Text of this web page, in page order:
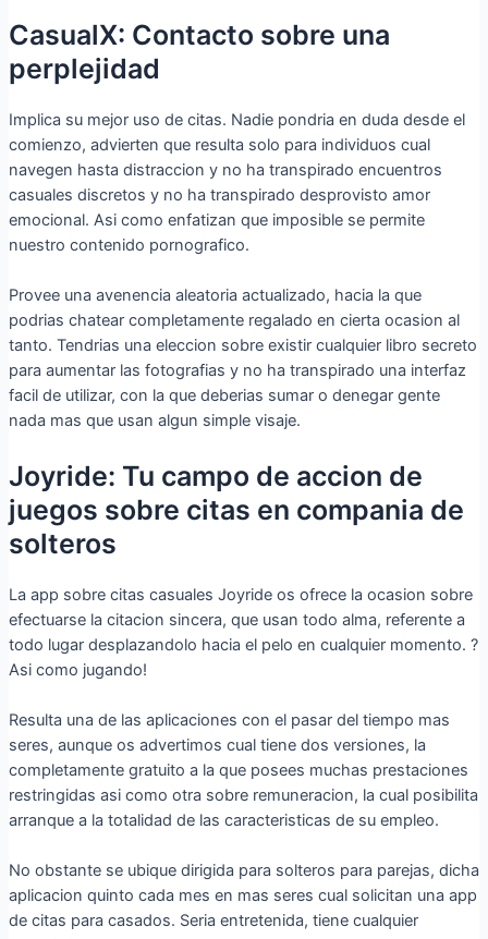
CasualX: Contacto sobre una
perplejidad
Implica su mejor uso de citas. Nadie pondri­a en duda desde el
comienzo, advierten que resulta solo para individuos cual
navegen hasta distraccion y no ha transpirado encuentros
casuales discretos y no ha transpirado desprovisto amor
emocional. Asi­ como enfatizan que imposible se permite
nuestro contenido pornografico.
Provee una avenencia aleatoria actualizado, hacia la que
podrias chatear completamente regalado en cierta ocasion al
tanto. Tendri­as una eleccion sobre existir cualquier libro secreto
para aumentar las fotografias y no ha transpirado una interfaz
facil de utilizar, con la que deberias sumar o denegar gente
nada mas que usan algun simple visaje.
Joyride: Tu campo de accion de
juegos sobre citas en compania de
solteros
La app sobre citas casuales Joyride os ofrece la ocasion sobre
efectuarse la citacion sincera, que usan todo alma, referente a
todo lugar desplazandolo hacia el pelo en cualquier momento. ?
Asi­ como jugando!
Resulta una de las aplicaciones con el pasar del tiempo mas
seres, aunque os advertimos cual tiene dos versiones, la
completamente gratuito a la que posees muchas prestaciones
restringidas asi­ como otra sobre remuneracion, la cual posibilita
arranque a la totalidad de las caracteristicas de su empleo.
No obstante se ubique dirigida para solteros para parejas, dicha
aplicacion quinto cada mes en mas seres cual solicitan una app
de citas para casados. Seri­a entretenida, tiene cualquier